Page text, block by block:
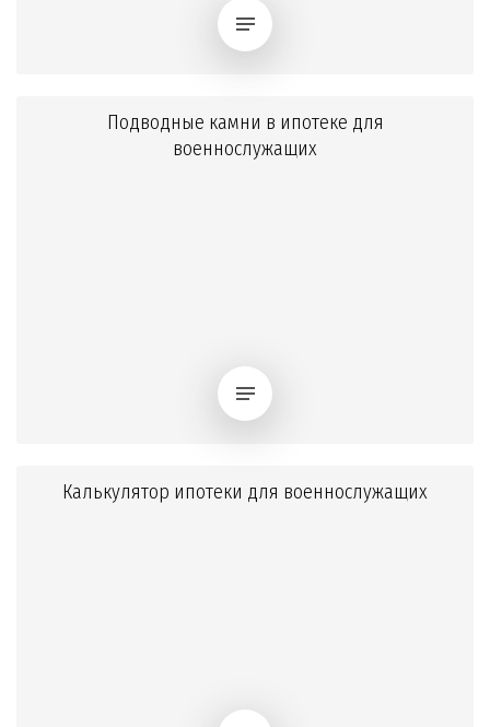
Подводные камни в ипотеке для
военнослужащих
Калькулятор ипотеки для военнослужащих